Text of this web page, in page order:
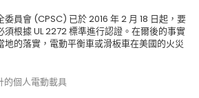
員會 (CPSC) 已於 2016 年 2 月 18 日起，要
根據 UL 2272 標準進行認證。在爾後的事實
的落實，電動平衡車或滑板車在美國的火災
個人電動載具